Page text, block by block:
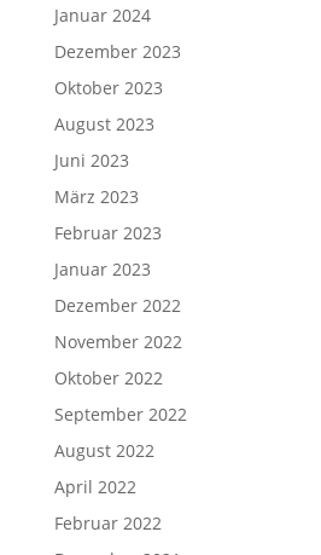
Januar 2024
Dezember 2023
Oktober 2023
August 2023
Juni 2023
März 2023
Februar 2023
Januar 2023
Dezember 2022
November 2022
Oktober 2022
September 2022
August 2022
April 2022
Februar 2022